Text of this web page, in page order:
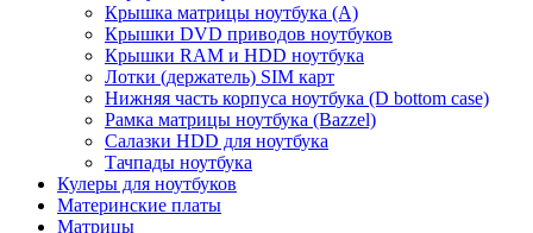
Крышка матрицы ноутбука (A)
Крышки DVD приводов ноутбуков
Крышки RAM и HDD ноутбука
Лотки (держатель) SIM карт
Нижняя часть корпуса ноутбука (D bottom case)
Рамка матрицы ноутбука (Bazzel)
Салазки HDD для ноутбука
Тачпады ноутбука
Кулеры для ноутбуков
Материнские платы
Матрицы